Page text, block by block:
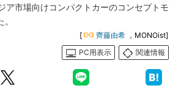
ア市場向けコンパクトカーのコンセプトモ
[ 齊藤由希 ，MONOist]
PC用表示
関連情報